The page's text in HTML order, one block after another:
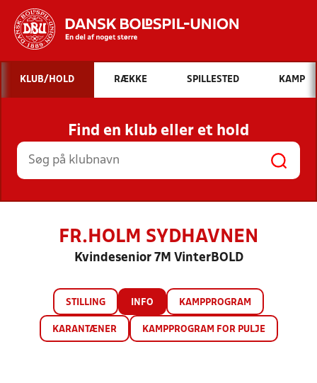
Hvad vil du søge efter?
INDHOLD OG NYHEDER
STILLINGER, RESULTATER, KLUBBER OG
HOLD
KLUB/HOLD RÆKKE SPILLESTED KAMP
Find en klub eller et hold
FR.HOLM SYDHAVNEN
Kvindesenior 7M VinterBOLD
STILLING INFO KAMPPROGRAM
KARANTÆNER KAMPPROGRAM FOR PULJE